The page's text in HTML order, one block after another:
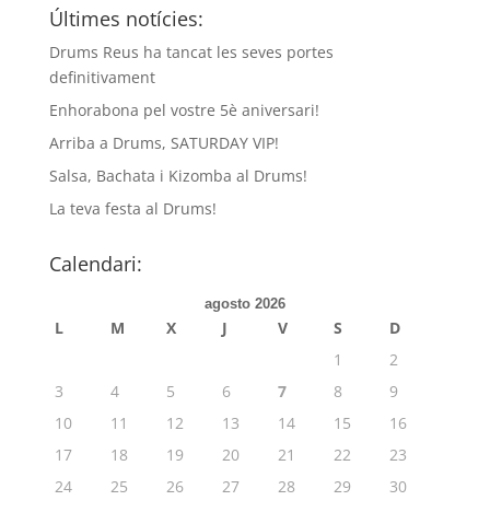
Últimes notícies:
Drums Reus ha tancat les seves portes
definitivament
Enhorabona pel vostre 5è aniversari!
Arriba a Drums, SATURDAY VIP!
Salsa, Bachata i Kizomba al Drums!
La teva festa al Drums!
Calendari:
agosto 2026
L M X J V S
D
1
2
3
4 5 6 7 8
9
10
11 12 13 14 15
16
17
18 19 20 21 22
23
24
25 26 27 28 29
30